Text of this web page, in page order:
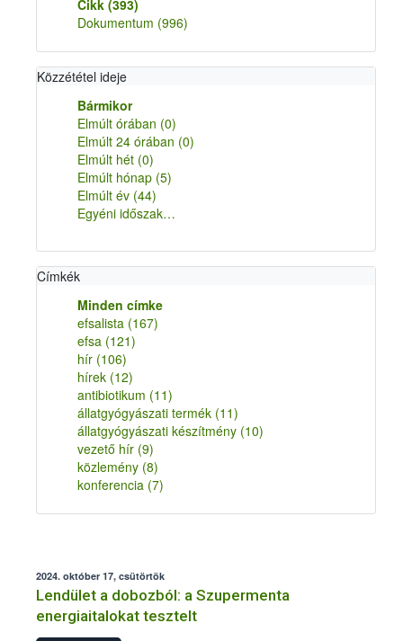
Cikk (393)
Dokumentum (996)
Közzététel ideje
Bármikor
Elmúlt órában (0)
Elmúlt 24 órában (0)
Elmúlt hét (0)
Elmúlt hónap (5)
Elmúlt év (44)
Egyéni időszak…
Címkék
Minden címke
efsalista (167)
efsa (121)
hír (106)
hírek (12)
antibiotikum (11)
állatgyógyászati termék (11)
állatgyógyászati készítmény (10)
vezető hír (9)
közlemény (8)
konferencia (7)
2024. október 17, csütörtök
Lendület a dobozból: a Szupermenta
energiaitalokat tesztelt